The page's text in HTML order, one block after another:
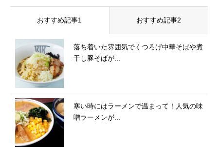
おすすめ記事1 おすすめ記事2
落ち着いた雰囲気でくつろげ中華そばや煮
干し豚そばが...
寒い時にはラーメンで温まって！人気の味
噌ラーメンが...